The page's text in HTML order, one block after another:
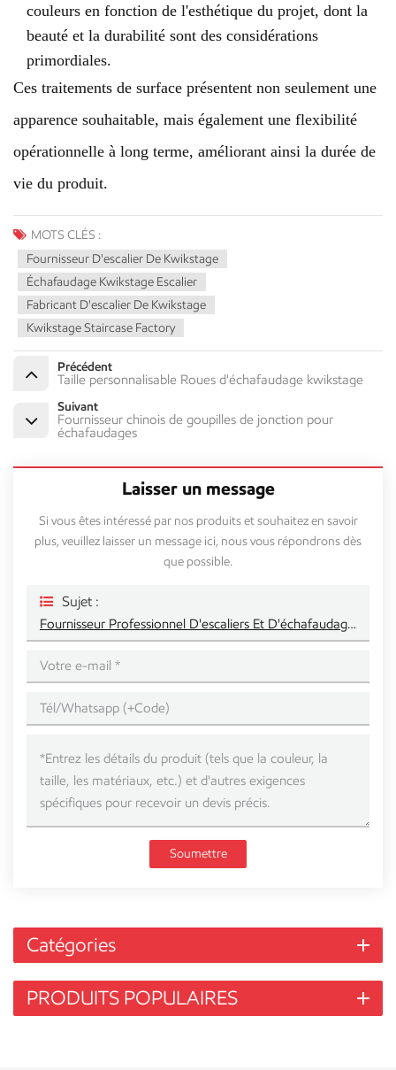
couleurs en fonction de l'esthétique du projet, dont la
beauté et la durabilité sont des considérations
primordiales.
Ces traitements de surface présentent non seulement une
apparence souhaitable, mais également une flexibilité
opérationnelle à long terme, améliorant ainsi la durée de
vie du produit.
MOTS CLÉS :
Fournisseur D'escalier De Kwikstage
Échafaudage Kwikstage Escalier
Fabricant D'escalier De Kwikstage
Kwikstage Staircase Factory
Précédent
Taille personnalisable Roues d'échafaudage kwikstage
Suivant
Fournisseur chinois de goupilles de jonction pour
échafaudages
Laisser un message
Si vous êtes intéressé par nos produits et souhaitez en savoir
plus, veuillez laisser un message ici, nous vous répondrons dès
que possible.
Sujet :
Fournisseur Professionnel D'escaliers Et D'échafaudages Kwikstage
Soumettre
Catégories
PRODUITS POPULAIRES